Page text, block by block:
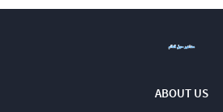
ABOUT US